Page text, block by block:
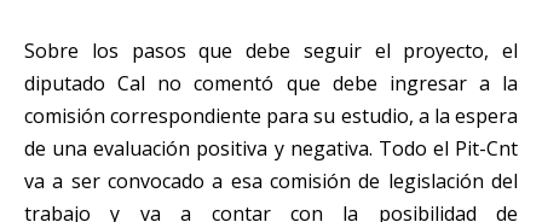
Sobre los pasos que debe seguir el proyecto, el
diputado Cal no comentó que debe ingresar a la
comisión correspondiente para su estudio, a la espera
de una evaluación positiva y negativa. Todo el Pit-Cnt
va a ser convocado a esa comisión de legislación del
trabajo y va a contar con la posibilidad de